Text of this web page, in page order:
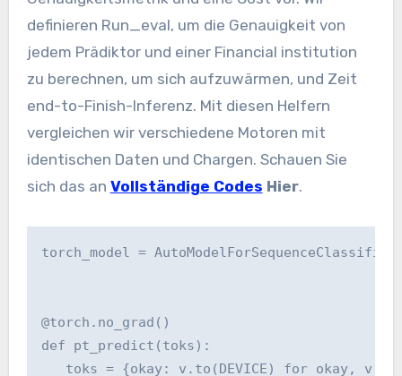
definieren Run_eval, um die Genauigkeit von
jedem Prädiktor und einer Financial institution
zu berechnen, um sich aufzuwärmen, und Zeit
end-to-Finish-Inferenz. Mit diesen Helfern
vergleichen wir verschiedene Motoren mit
identischen Daten und Chargen. Schauen Sie
sich das an Vollständige Codes Hier.
torch_model =
@torch.no_grad()
def pt_predict(toks):
toks = {okay: v.to(DEVICE) for okay, v in